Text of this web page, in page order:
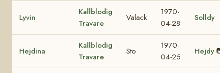
Lyvin
Kallblodig
Travare
Valack
1970-
04-28
Solldy
Hejdina
Kallblodig
Travare
Sto
1970-
04-25
Hejdy